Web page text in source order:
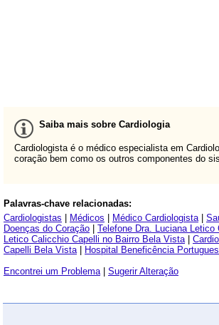
Saiba mais sobre Cardiologia
Cardiologista é o médico especialista em
coração bem como os outros componentes do
Palavras-chave relacionadas:
Cardiologistas
Médicos Médico Cardiologista|
Doenças do Coração
Telefone Dra. Luciana Letico
Letico Calicchio Capelli no Bairro Bela Vista|
Capelli Bela Vista|
Hospital Beneficência
Encontrei um Problema| Sugerir Alteração